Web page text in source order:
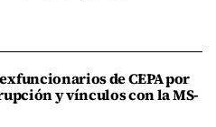
de CEPA por
y vínculos con la MS-